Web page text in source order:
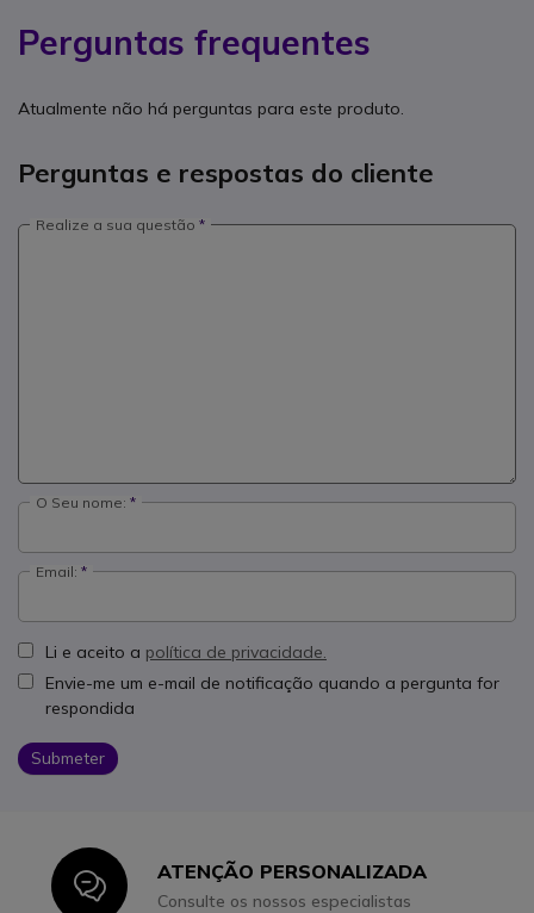
Perguntas frequentes
Atualmente não há perguntas para este produto.
Perguntas e respostas do cliente
Realize a sua questão
O Seu nome:
Email:
Li e aceito a política de privacidade.
Envie-me um e-mail de notificação quando a pergunta for
respondida
Submeter
IconATENÇÃO PERSONALIZADA
Consulte os nossos especialistas